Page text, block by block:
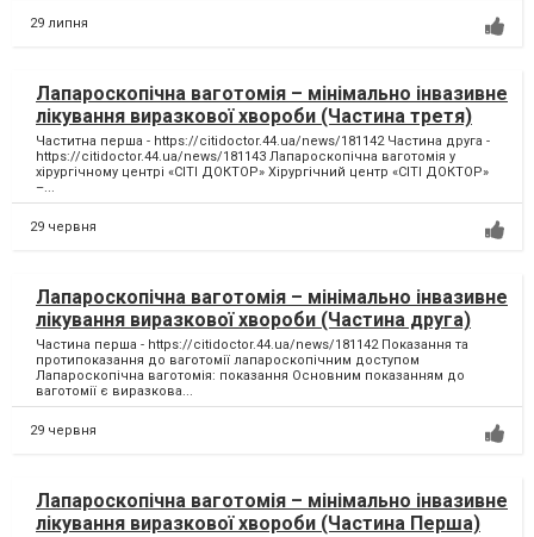
29 липня
Лапароскопічна ваготомія – мінімально інвазивне
лікування виразкової хвороби (Частина третя)
Частитна перша - https://citidoctor.44.ua/news/181142 Частина друга -
https://citidoctor.44.ua/news/181143 Лапароскопічна ваготомія у
хірургічному центрі «СІТІ ДОКТОР» Хірургічний центр «СІТІ ДОКТОР»
–...
29 червня
Лапароскопічна ваготомія – мінімально інвазивне
лікування виразкової хвороби (Частина друга)
Частина перша - https://citidoctor.44.ua/news/181142 Показання та
протипоказання до ваготомії лапароскопічним доступом
Лапароскопічна ваготомія: показання Основним показанням до
ваготомії є виразкова...
29 червня
Лапароскопічна ваготомія – мінімально інвазивне
лікування виразкової хвороби (Частина Перша)